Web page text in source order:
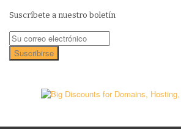
Suscríbete a nuestro boletín